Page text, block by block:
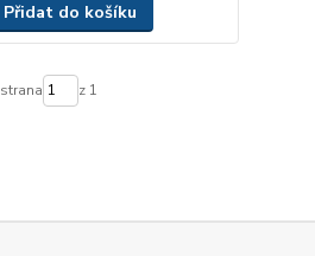
Přidat do košíku
strana z 1